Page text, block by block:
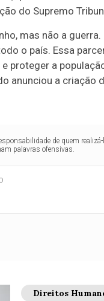
do Supremo
mas não a
o país. Essa
proteger a
anunciou a
de quem
palavras ofensivas.
Direitos